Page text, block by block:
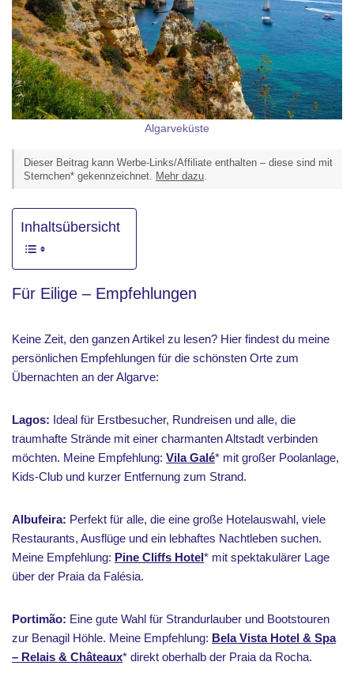
Algarveküste
Dieser Beitrag kann Werbe-Links/Affiliate enthalten – diese sind mit
Sternchen* gekennzeichnet. Mehr dazu.
Inhaltsübersicht
Für Eilige – Empfehlungen
Keine Zeit, den ganzen Artikel zu lesen? Hier findest du meine
persönlichen Empfehlungen für die schönsten Orte zum
Übernachten an der Algarve:
Lagos: Ideal für Erstbesucher, Rundreisen und alle, die
traumhafte Strände mit einer charmanten Altstadt verbinden
möchten. Meine Empfehlung: Vila Galé* mit großer Poolanlage,
Kids-Club und kurzer Entfernung zum Strand.
Albufeira: Perfekt für alle, die eine große Hotelauswahl, viele
Restaurants, Ausflüge und ein lebhaftes Nachtleben suchen.
Meine Empfehlung: Pine Cliffs Hotel* mit spektakulärer Lage
über der Praia da Falésia.
Portimão: Eine gute Wahl für Strandurlauber und Bootstouren
zur Benagil Höhle. Meine Empfehlung: Bela Vista Hotel & Spa
– Relais & Châteaux* direkt oberhalb der Praia da Rocha.